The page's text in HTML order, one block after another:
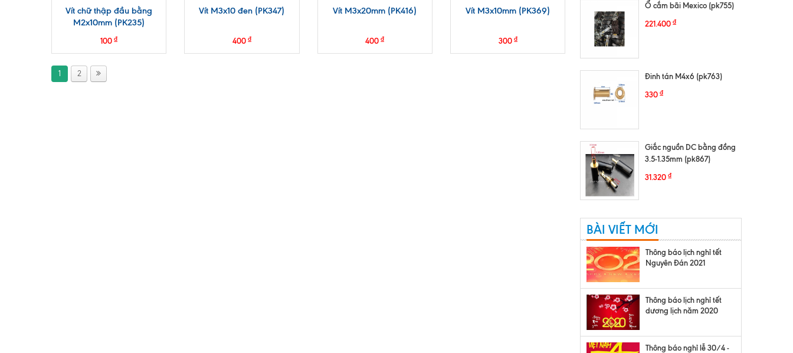
Vít chữ thập đầu bằng
M2x10mm (PK235)
100₫
Vít M3x10 đen (PK347)
400 ₫
Vít M3x20mm (PK416)
400₫
Vít M3x10mm (PK369)
300 ₫
1 2
Ổ cắm bãi Mexico (pk755)
221.400₫
Đinh tán M4x6 (pk763)
330₫
Giắc nguồn DC bằng đồng
3.5-1.35mm (pk867)
31.320₫
BÀI VIẾT MỚI
Thông báo lịch nghỉ tết
Nguyên Đán 2021
Thông báo lịch nghỉ tết
dương lịch năm 2020
Thông báo nghỉ lễ 30/4 -